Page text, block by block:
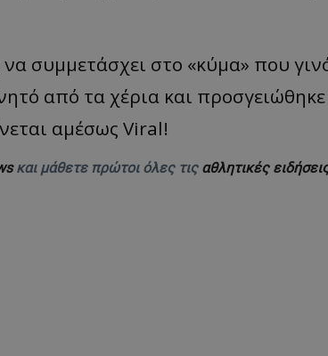
συμμετάσχει στο «κύμα» που
από τα χέρια και
αμέσως Viral!
και μάθετε πρώτοι όλες τις αθλητικές